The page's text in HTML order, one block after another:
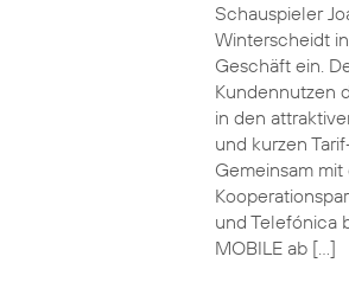
Schauspieler
Winterscheidt
Geschäft ein.
Kundennutzen
in den
und kurzen
Gemeinsam mit
und Telefónica
MOBILE ab […]